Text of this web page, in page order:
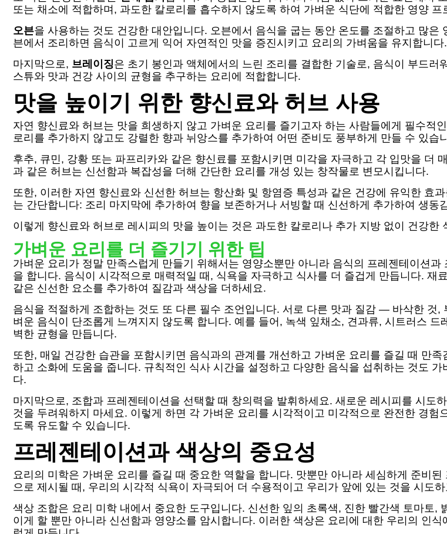
또는 채소에 적합하며, 과도한 칼로리를 흡수하지 않도록 하여 가벼운 식단에 적합한 영양 프
오븐을 사용하는 것도 건강한 대안입니다. 오븐에서 음식을 굽는 동안 온도를 조절하고 많
븐에서 조리하면 음식이 고르게 익어 자연적인 맛을 증진시키고 요리의 가벼움을 유지합니다.
마지막으로, 브레이징은 초기 봉인과 액체에서의 느린 조리를 결합한 기술로, 음식이 부드
스튜와 맛과 건강 사이의 균형을 추구하는 요리에 적합합니다.
맛을 높이기 위한 향신료와 허브 사용
자연 향신료와 허브는 맛을 희생하지 않고 가벼운 요리를 즐기고자 하는 사람들에게 필수적
로리를 추가하지 않고도 강렬한 향과 뉘앙스를 추가하여 어떤 준비도 풍부하게 만들 수 있습
후추, 큐민, 강황 또는 파프리카와 같은 향신료를 포함시키면 미각을 자극하고 각 입맛을 더
과 같은 허브는 신선함과 복잡성을 더해 간단한 요리를 개성 있는 창작물로 변모시킵니다.
또한, 이러한 자연 향신료와 신선한 허브는 항산화 및 항염증 특성과 같은 건강에 유익한 효
는 간단합니다: 조리 마지막에 추가하여 향을 보존하거나 서빙할 때 신선하게 추가하여 생동
이렇게 향신료와 허브로 레시피의 맛을 높이는 것은 과도한 칼로리나 추가 지방 없이 건강한
가벼운 요리를 더 즐기기 위한 팁
가벼운 요리가 정말 만족스럽게 만들기 위해서는 영양소뿐만 아니라 음식의 프레젠테이션
을 합니다. 음식이 시각적으로 매력적일 때, 식욕을 자극하고 식사를 더 즐겁게 만듭니다.
같은 신선한 요소를 추가하여 질감과 색상을 더하세요.
음식을 적절하게 조합하는 것도 또 다른 필수 조언입니다. 서로 다른 맛과 질감 — 바삭한
벼운 음식이 단조롭게 느껴지지 않도록 합니다. 예를 들어, 녹색 잎채소, 견과류, 시트러스
벽한 균형을 만듭니다.
또한, 매일 건강한 습관을 포함시키면 음식과의 관계를 개선하고 가벼운 요리를 즐길 때 만
하고 소화에 도움을 줍니다. 규칙적인 식사 시간을 설정하고 다양한 음식을 섭취하는 것도
다.
마지막으로, 조합과 프레젠테이션을 선택할 때 창의력을 발휘하세요. 새로운 레시피를 시도
것을 두려워하지 마세요. 이렇게 하면 각 가벼운 요리를 시각적이고 미각적으로 완전한 경
도록 유도할 수 있습니다.
프레젠테이션과 색상의 중요성
요리의 미학은 가벼운 요리를 즐길 때 중요한 역할을 합니다. 맛뿐만 아니라 세심하게 준비
으로 제시될 때, 우리의 시각적 식욕이 자극되어 더 수용적이고 우리가 앞에 있는 것을 시도
색상 조합은 요리 미학 내에서 중요한 도구입니다. 신선한 잎의 초록색, 진한 빨간색 토마토
이게 할 뿐만 아니라 신선함과 영양소를 암시합니다. 이러한 색상은 요리에 대한 우리의 인